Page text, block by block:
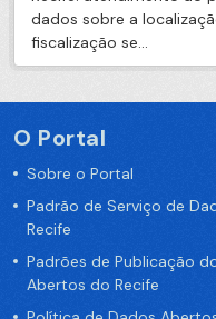
dados sobre a
fiscalização se...
O Portal
Sobre o Portal
Padrão de Serviço de
Recife
Padrões de Publicação
Abertos do Recife